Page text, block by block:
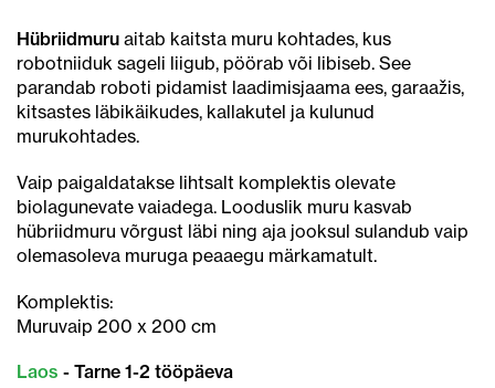
Hübriidmuru aitab kaitsta muru kohtades, kus
robotniiduk sageli liigub, pöörab või libiseb. See
parandab roboti pidamist laadimisjaama ees, garaažis,
kitsastes läbikäikudes, kallakutel ja kulunud
murukohtades.
Vaip paigaldatakse lihtsalt komplektis olevate
biolagunevate vaiadega. Looduslik muru kasvab
hübriidmuru võrgust läbi ning aja jooksul sulandub vaip
olemasoleva muruga peaaegu märkamatult.
Komplektis:
Muruvaip 200 x 200 cm
Laos - Tarne 1-2 tööpäeva